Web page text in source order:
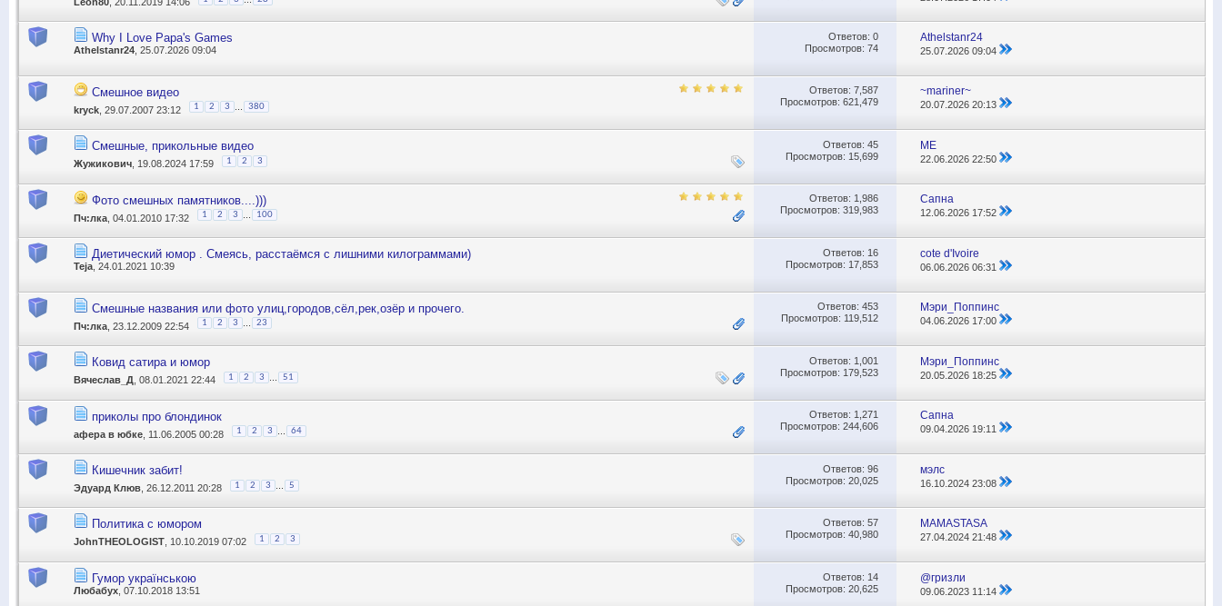
Why I Love Papa's Games
Athelstanr24 , 25.07.2026 09:04
Ответов: 0
Просмотров: 74
Athelstanr24
25.07.202609:04
Смешное видео
kryck , 29.07.2007 23:12 1 2 3 ... 380
Ответов: 7,587
Просмотров: 621,479
~mariner~
20.07.202620:13
Смешные, прикольные видео
Жужикович , 19.08.2024 17:59 1 2 3
Ответов: 45
Просмотров: 15,699
МЕ
22.06.202622:50
Фото смешных памятников....)))
Пч:лка , 04.01.2010 17:32 1 2 3 ... 100
Ответов: 1,986
Просмотров: 319,983
Сапна
12.06.2026 17:52
Диетический юмор . Смеясь, расстаёмся с лишними килограммами)
Teja , 24.01.2021 10:39
Ответов: 16
Просмотров: 17,853
cote d'Ivoire
06.06.202606:31
Смешные названия или фото улиц,городов,сёл,рек,озёр и прочего.
Пч:лка , 23.12.2009 22:54 1 2 3 23
Ответов: 453
Просмотров: 119,512
Мэри_Поппинс
04.06.2026 17:00
Ковид сатира и юмор
Вячеслав_Д , 08.01.2021 22:44 1 2 3 51
Ответов: 1,001
Просмотров: 179,523
Мэри_Поппинс
20.05.2026 18:25
приколы про блондинок
афера в юбке , 11.06.2005 00:28 1 2 3 64
Ответов: 1,271
Просмотров: 244,606
Сапна
09.04.2026 19:11
Кишечник забит!
Эдуард Клюв , 26.12.2011 20:28 1 2 3 5
Ответов: 96
Просмотров: 20,025
мэлс
16.10.202423:08
Политика с юмором
JohnTHEOLOGIST , 10.10.2019 07:02 1 2 3
Ответов: 57
Просмотров: 40,980
MAMASTASA
27.04.202421:48
Гумор українською
Любабух , 07.10.2018 13:51
Ответов: 14
Просмотров: 20,625
@гризли
09.06.2023 11:14